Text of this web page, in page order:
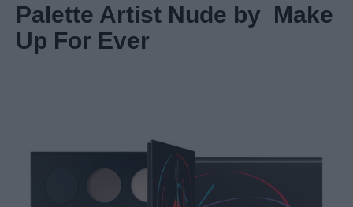
Palette Artist Nude by Make
Up For Ever